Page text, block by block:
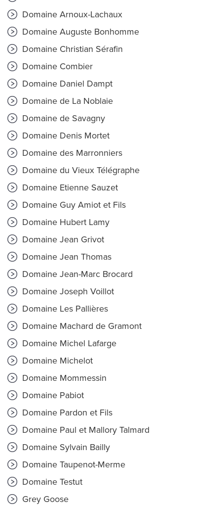
Domaine Arnoux-Lachaux
Domaine Auguste Bonhomme
Domaine Christian Sérafin
Domaine Combier
Domaine Daniel Dampt
Domaine de La Noblaie
Domaine de Savagny
Domaine Denis Mortet
Domaine des Marronniers
Domaine du Vieux Télégraphe
Domaine Etienne Sauzet
Domaine Guy Amiot et Fils
Domaine Hubert Lamy
Domaine Jean Grivot
Domaine Jean Thomas
Domaine Jean-Marc Brocard
Domaine Joseph Voillot
Domaine Les Pallières
Domaine Machard de Gramont
Domaine Michel Lafarge
Domaine Michelot
Domaine Mommessin
Domaine Pabiot
Domaine Pardon et Fils
Domaine Paul et Mallory Talmard
Domaine Sylvain Bailly
Domaine Taupenot-Merme
Domaine Testut
Grey Goose